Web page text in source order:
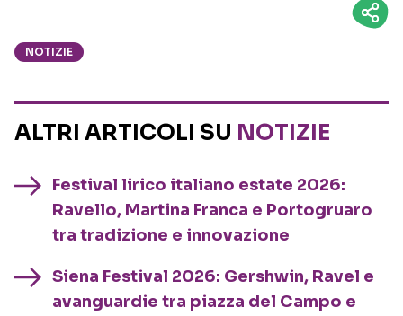
NOTIZIE
ALTRI ARTICOLI SU NOTIZIE
Festival lirico italiano estate 2026:
Ravello, Martina Franca e Portogruaro
tra tradizione e innovazione
Siena Festival 2026: Gershwin, Ravel e
avanguardie tra piazza del Campo e